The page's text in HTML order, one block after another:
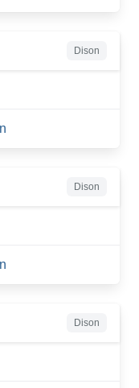
Dison
Dison
Dison